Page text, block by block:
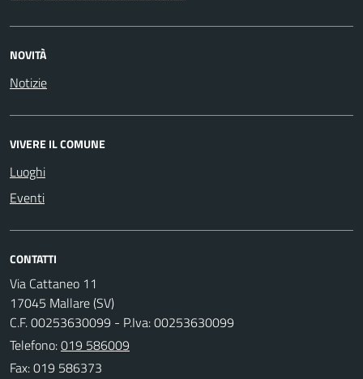
NOVITÀ
Notizie
VIVERE IL COMUNE
Luoghi
Eventi
CONTATTI
Via Cattaneo 11
17045 Mallare (SV)
C.F. 00253630099 - P.Iva: 00253630099
Telefono:019 586009
Fax: 019 586373